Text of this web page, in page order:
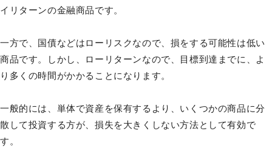
イリターンの金融商品です。
一方で、国債などはローリスクなので、損をする可能性は低い
商品です。しかし、ローリターンなので、目標到達までに、よ
り多くの時間がかかることになります。
一般的には、単体で資産を保有するより、いくつかの商品に分
散して投資する方が、損失を大きくしない方法として有効で
す。